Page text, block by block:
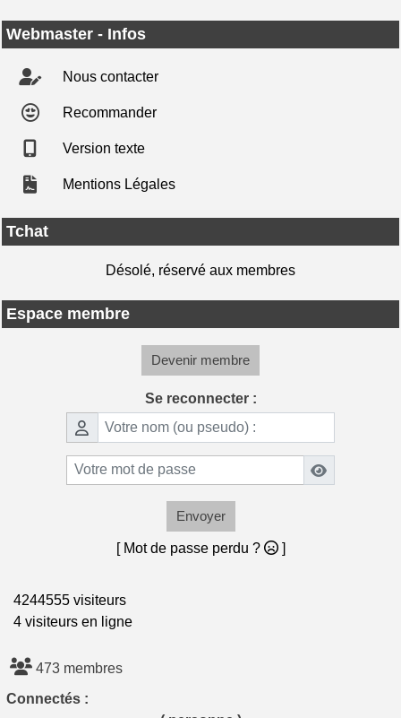
Webmaster - Infos
Nous contacter
Recommander
Version texte
Mentions Légales
Tchat
Désolé, réservé aux membres
Espace membre
Devenir membre
Se reconnecter :
Envoyer
[ Mot de passe perdu ? ]
4244555 visiteurs
4 visiteurs en ligne
473 membres
Connectés :